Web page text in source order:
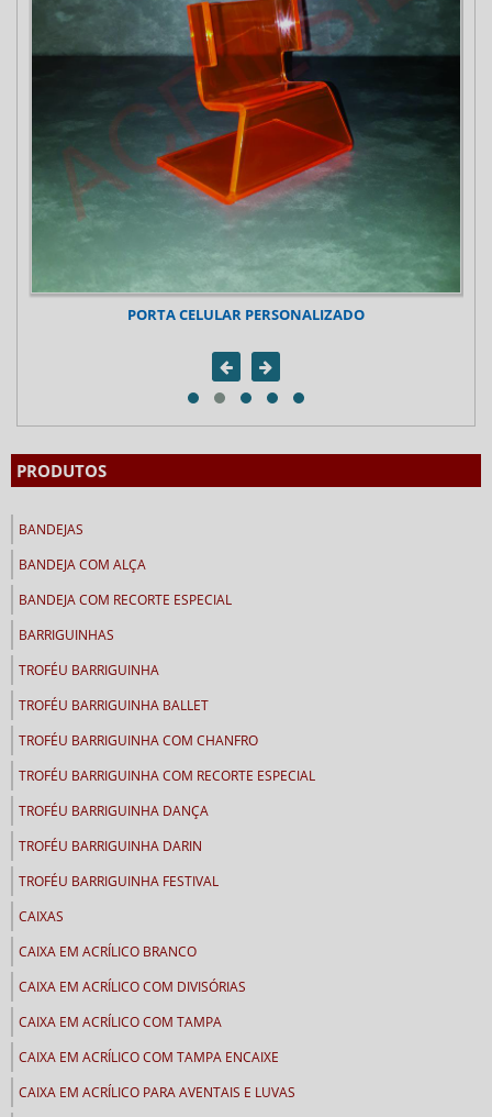
PERSONALIZADO PORTA CELULAR
PRODUTOS
BANDEJAS
BANDEJA COM ALÇA
BANDEJA COM RECORTE ESPECIAL
BARRIGUINHAS
TROFÉU BARRIGUINHA
TROFÉU BARRIGUINHA BALLET
TROFÉU BARRIGUINHA COM CHANFRO
TROFÉU BARRIGUINHA COM RECORTE ESPECIAL
TROFÉU BARRIGUINHA DANÇA
TROFÉU BARRIGUINHA DARIN
TROFÉU BARRIGUINHA FESTIVAL
CAIXAS
CAIXA EM ACRÍLICO BRANCO
CAIXA EM ACRÍLICO COM DIVISÓRIAS
CAIXA EM ACRÍLICO COM TAMPA
CAIXA EM ACRÍLICO COM TAMPA ENCAIXE
CAIXA EM ACRÍLICO PARA AVENTAIS E LUVAS